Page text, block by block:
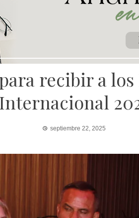
recibir a
Internacional
septiembre 22, 2025